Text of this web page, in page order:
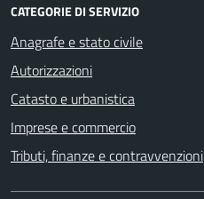
CATEGORIE DI SERVIZIO
Anagrafe e stato civile
Autorizzazioni
Catasto e urbanistica
Imprese e commercio
Tributi, finanze e contravvenzioni